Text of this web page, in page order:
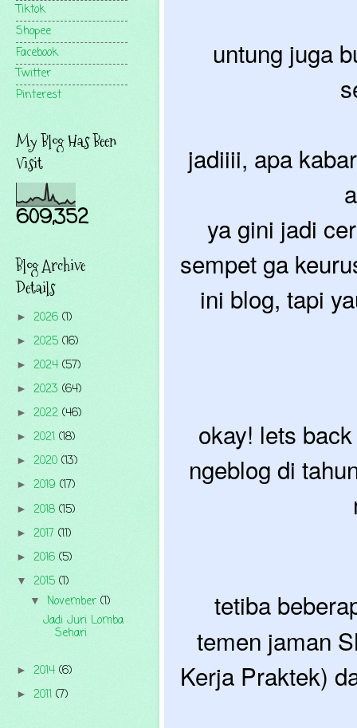
untung juga
jadiiii, apa
ya gini jadi
sempet ga
ini blog, tapi
okay! lets
ngeblog di
tetiba
temen jaman
Kerja Praktek)
Tiktok
Shopee
Facebook
Twitter
Pinterest
My Blog Has Been
Visit
609,352
Blog Archive
Details
► 2026 (1)
► 2025 (16)
► 2024 (57)
► 2023 (64)
► 2022 (46)
► 2021 (18)
► 2020 (13)
► 2019 (17)
► 2018 (15)
► 2017 (11)
► 2016 (5)
▼ 2015 (1)
▼ November (1)
Jadi Juri Lomba
Sehari
► 2014 (6)
► 2011 (7)